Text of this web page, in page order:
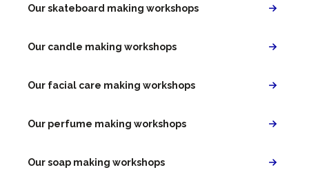
Our skateboard making workshops
Our candle making workshops
Our facial care making workshops
Our perfume making workshops
Our soap making workshops